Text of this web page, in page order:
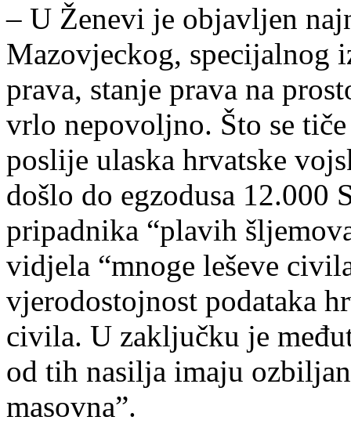
– U Ženevi je objavljen
Mazovjeckog, specijalnog
prava, stanje prava na
vrlo nepovoljno. Što se
poslije ulaska hrvatske
došlo do egzodusa 12.000
pripadnika “plavih
vidjela “mnoge leševe
vjerodostojnost podataka
civila. U zaključku je
od tih nasilja imaju
masovna”.